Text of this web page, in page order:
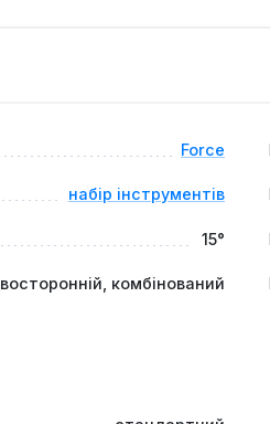
аматорів, які працюють з
Force
набір інструментів
15°
комбінований